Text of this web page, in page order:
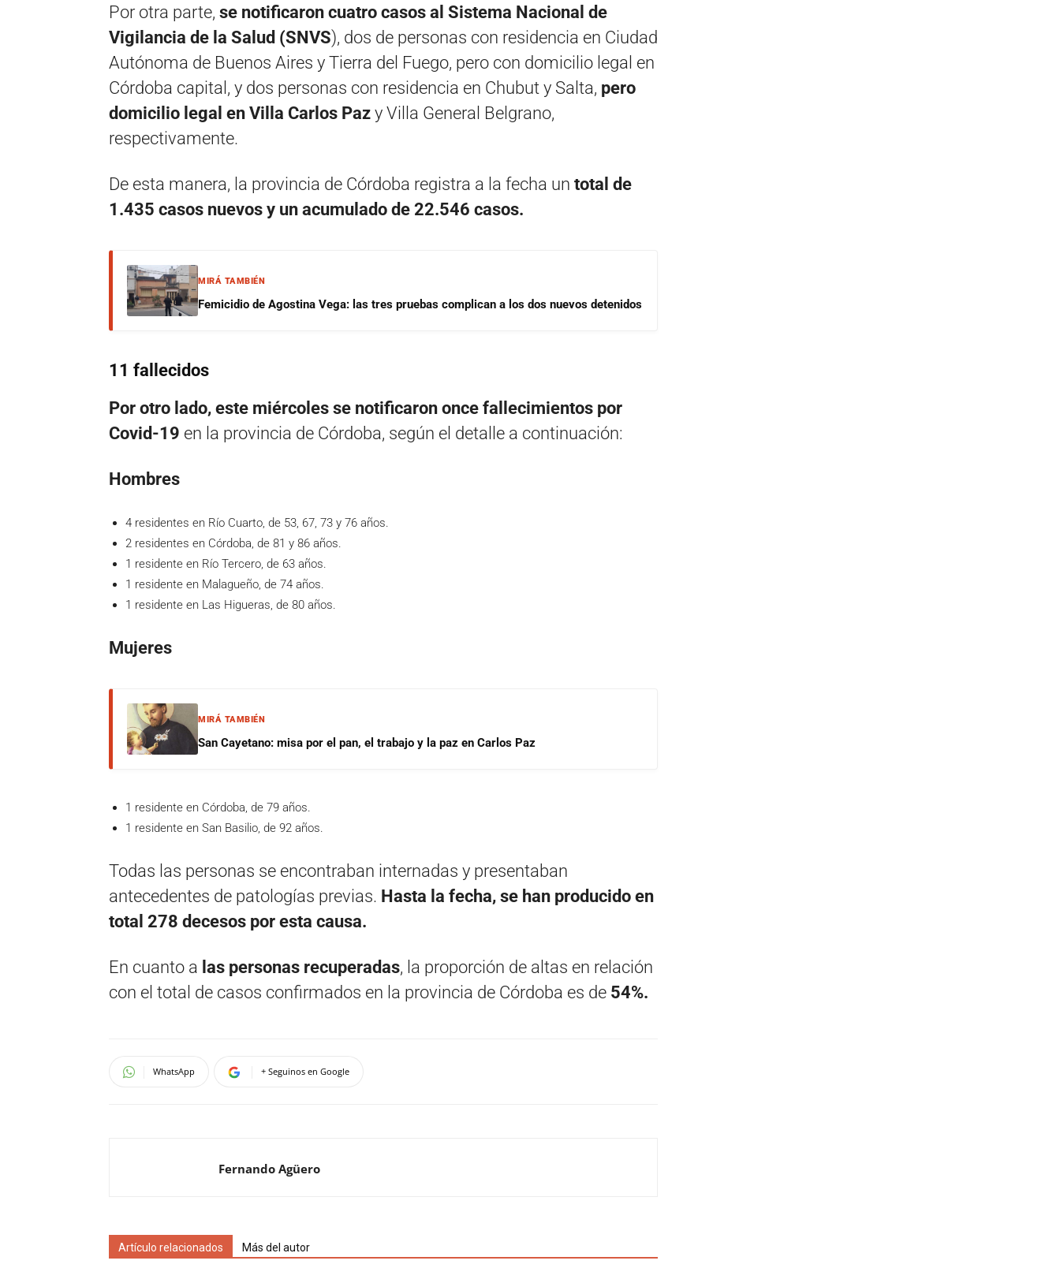
Por otra parte, se notificaron cuatro casos al Sistema Nacional de
Vigilancia de la Salud (SNVS), dos de personas con residencia en Ciudad
Autónoma de Buenos Aires y Tierra del Fuego, pero con domicilio legal en
Córdoba capital, y dos personas con residencia en Chubut y Salta, pero
domicilio legal en Villa Carlos Paz y Villa General Belgrano,
respectivamente.
De esta manera, la provincia de Córdoba registra a la fecha un total de
1.435 casos nuevos y un acumulado de 22.546 casos.
MIRÁ TAMBIÉN
Femicidio de Agostina Vega: las tres pruebas complican a los dos nuevos detenidos
11 fallecidos
Por otro lado, este miércoles se notificaron once fallecimientos por
Covid-19 en la provincia de Córdoba, según el detalle a continuación:
Hombres
4 residentes en Río Cuarto, de 53, 67, 73 y 76 años.
2 residentes en Córdoba, de 81 y 86 años.
1 residente en Río Tercero, de 63 años.
1 residente en Malagueño, de 74 años.
1 residente en Las Higueras, de 80 años.
Mujeres
MIRÁ TAMBIÉN
San Cayetano: misa por el pan, el trabajo y la paz en Carlos Paz
1 residente en Córdoba, de 79 años.
1 residente en San Basilio, de 92 años.
Todas las personas se encontraban internadas y presentaban
antecedentes de patologías previas. Hasta la fecha, se han producido en
total 278 decesos por esta causa.
En cuanto a las personas recuperadas, la proporción de altas en relación
con el total de casos confirmados en la provincia de Córdoba es de 54%.
WhatsApp + Seguinos en Google
Fernando Agüero
Artículo relacionados Más del autor